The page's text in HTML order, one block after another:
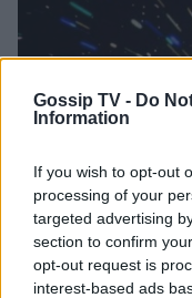
Gossip TV - Do
Information
If you wish to opt-out
processing of your
targeted advertising
section to confirm
opt-out request is
interest-based ads
EUROVISION